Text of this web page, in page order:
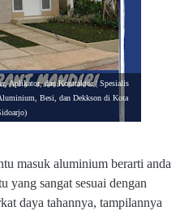
Aplikator, dan Kontraktor | Spesialis
Besi, dan Dekkson di Kota
masuk aluminium berarti anda
yang sangat sesuai dengan
daya tahannya, tampilannya